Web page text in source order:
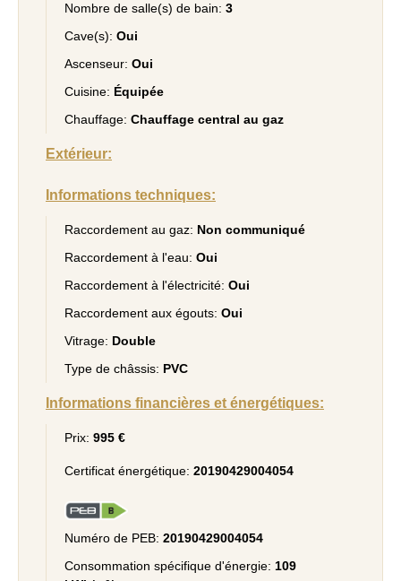
Nombre de salle(s) de bain: 3
Cave(s): Oui
Ascenseur: Oui
Cuisine: Équipée
Chauffage: Chauffage central au gaz
Extérieur:
Informations techniques:
Raccordement au gaz: Non communiqué
Raccordement à l'eau: Oui
Raccordement à l'électricité: Oui
Raccordement aux égouts: Oui
Vitrage: Double
Type de châssis: PVC
Informations financières et énergétiques:
Prix: 995 €
Certificat énergétique: 20190429004054
Numéro de PEB: 20190429004054
Consommation spécifique d'énergie: 109